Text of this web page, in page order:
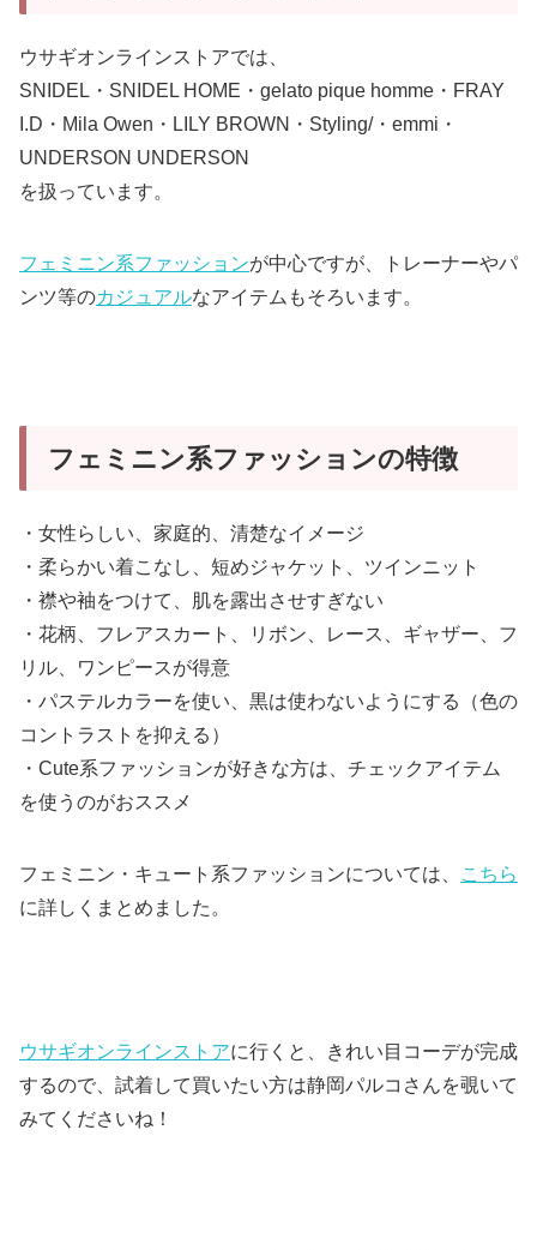
ウサギオンラインストアでは、
SNIDEL・SNIDEL HOME・gelato pique homme・FRAY
I.D・Mila Owen・LILY BROWN・Styling/・emmi・
UNDERSON UNDERSON
を扱っています。
フェミニン系ファッションが中心ですが、トレーナーやパ
ンツ等のカジュアルなアイテムもそろいます。
フェミニン系ファッションの特徴
・女性らしい、家庭的、清楚なイメージ
・柔らかい着こなし、短めジャケット、ツインニット
・襟や袖をつけて、肌を露出させすぎない
・花柄、フレアスカート、リボン、レース、ギャザー、フ
リル、ワンピースが得意
・パステルカラーを使い、黒は使わないようにする（色の
コントラストを抑える）
・Cute系ファッションが好きな方は、チェックアイテム
を使うのがおススメ
フェミニン・キュート系ファッションについては、
こちら
に詳しくまとめました。
ウサギオンラインストアに行くと、きれい目コーデが完成
するので、試着して買いたい方は静岡パルコさんを覗いて
みてくださいね！